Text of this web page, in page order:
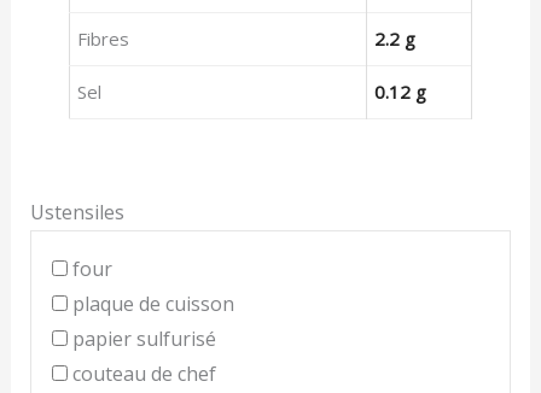
Fibres 2.2 g
Sel 0.12 g
Ustensiles
four
plaque de cuisson
papier sulfurisé
couteau de chef